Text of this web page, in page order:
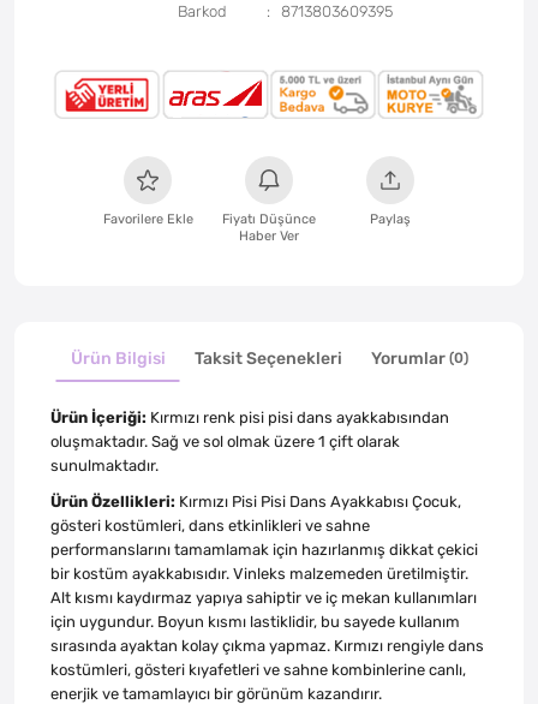
Barkod
8713803609395
Favorilere Ekle
Fiyatı Düşünce
Haber Ver
Paylaş
Ürün Bilgisi Taksit Seçenekleri Yorumlar (0)
Ürün İçeriği: Kırmızı renk pisi pisi dans ayakkabısından
oluşmaktadır. Sağ ve sol olmak üzere 1 çift olarak
sunulmaktadır.
Ürün Özellikleri: Kırmızı Pisi Pisi Dans Ayakkabısı Çocuk,
gösteri kostümleri, dans etkinlikleri ve sahne
performanslarını tamamlamak için hazırlanmış dikkat çekici
bir kostüm ayakkabısıdır. Vinleks malzemeden üretilmiştir.
Alt kısmı kaydırmaz yapıya sahiptir ve iç mekan kullanımları
için uygundur. Boyun kısmı lastiklidir, bu sayede kullanım
sırasında ayaktan kolay çıkma yapmaz. Kırmızı rengiyle dans
kostümleri, gösteri kıyafetleri ve sahne kombinlerine canlı,
enerjik ve tamamlayıcı bir görünüm kazandırır.